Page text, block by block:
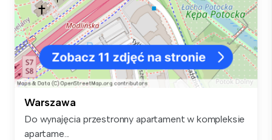
Warszawa
Do wynajęcia przestronny apartament w kompleksie
apartame...